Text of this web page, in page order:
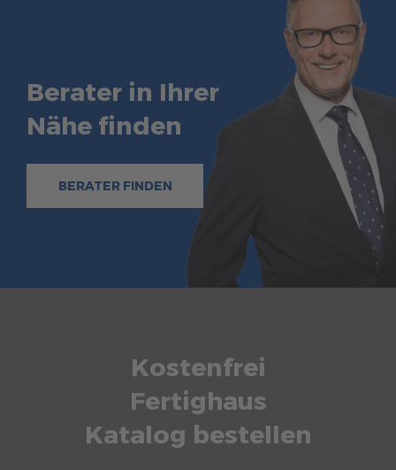
Berater in Ihrer
Nähe finden
BERATER FINDEN
Kostenfrei
Fertighaus
Katalog bestellen